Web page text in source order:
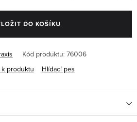
DO KOŠÍKU
Kód produktu: 76006
k produktu
Hlídací pes